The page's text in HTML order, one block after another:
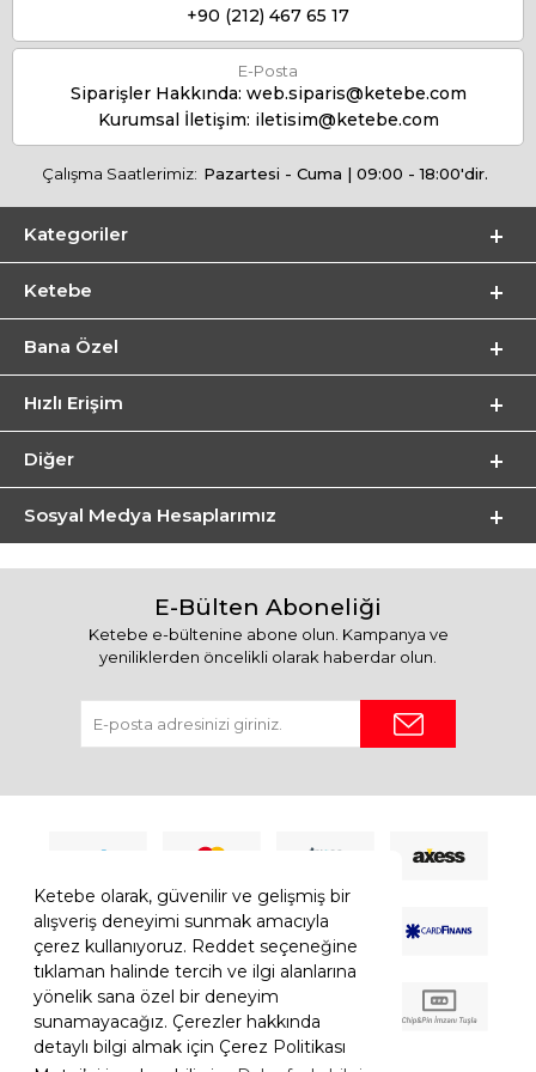
Ketebe olarak, güvenilir ve gelişmiş bir
alışveriş deneyimi sunmak amacıyla
çerez kullanıyoruz. Reddet seçeneğine
tıklaman halinde tercih ve ilgi alanlarına
yönelik sana özel bir deneyim
sunamayacağız. Çerezler hakkında
detaylı bilgi almak için Çerez Politikası
+90 (212) 467 65 17
E-Posta
Siparişler Hakkında: web.siparis@ketebe.com
Kurumsal İletişim: iletisim@ketebe.com
Çalışma Saatlerimiz: Pazartesi - Cuma | 09:00 - 18:00'dir.
Kategoriler
Ketebe
Bana Özel
Hızlı Erişim
Diğer
Sosyal Medya Hesaplarımız
E-Bülten Aboneliği
Ketebe e-bültenine abone olun. Kampanya ve
yeniliklerden öncelikli olarak haberdar olun.